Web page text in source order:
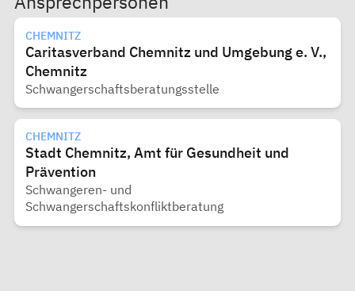
CHEMNITZ
Caritasverband Chemnitz und Umgebung e. V.,
Chemnitz
Schwangerschaftsberatungsstelle
CHEMNITZ
Stadt Chemnitz, Amt für Gesundheit und
Prävention
Schwangeren- und
Schwangerschaftskonfliktberatung